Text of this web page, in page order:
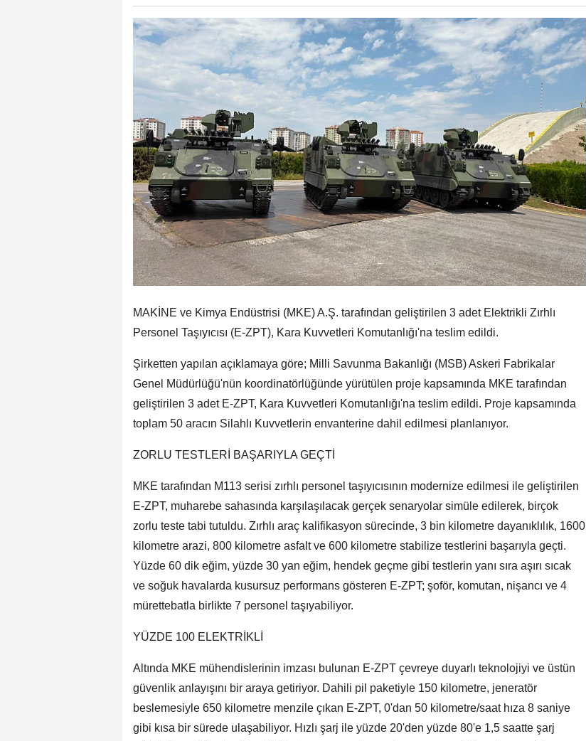
MAKİNE ve Kimya Endüstrisi (MKE) A.Ş. tarafından geliştirilen 3 adet Elektrikli Zırhlı
Personel Taşıyıcısı (E-ZPT), Kara Kuvvetleri Komutanlığı'na teslim edildi.
Şirketten yapılan açıklamaya göre; Milli Savunma Bakanlığı (MSB) Askeri Fabrikalar
Genel Müdürlüğü'nün koordinatörlüğünde yürütülen proje kapsamında MKE tarafından
geliştirilen 3 adet E-ZPT, Kara Kuvvetleri Komutanlığı'na teslim edildi. Proje kapsamında
toplam 50 aracın Silahlı Kuvvetlerin envanterine dahil edilmesi planlanıyor.
ZORLU TESTLERİ BAŞARIYLA GEÇTİ
MKE tarafından M113 serisi zırhlı personel taşıyıcısının modernize edilmesi ile geliştirilen
E-ZPT, muharebe sahasında karşılaşılacak gerçek senaryolar simüle edilerek, birçok
zorlu teste tabi tutuldu. Zırhlı araç kalifikasyon sürecinde, 3 bin kilometre dayanıklılık, 1600
kilometre arazi, 800 kilometre asfalt ve 600 kilometre stabilize testlerini başarıyla geçti.
Yüzde 60 dik eğim, yüzde 30 yan eğim, hendek geçme gibi testlerin yanı sıra aşırı sıcak
ve soğuk havalarda kusursuz performans gösteren E-ZPT; şoför, komutan, nişancı ve 4
mürettebatla birlikte 7 personel taşıyabiliyor.
YÜZDE 100 ELEKTRİKLİ
Altında MKE mühendislerinin imzası bulunan E-ZPT çevreye duyarlı teknolojiyi ve üstün
güvenlik anlayışını bir araya getiriyor. Dahili pil paketiyle 150 kilometre, jeneratör
beslemesiyle 650 kilometre menzile çıkan E-ZPT, 0'dan 50 kilometre/saat hıza 8 saniye
gibi kısa bir sürede ulaşabiliyor. Hızlı şarj ile yüzde 20'den yüzde 80'e 1,5 saatte şarj